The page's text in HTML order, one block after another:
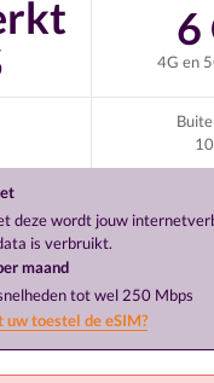
6
4G en
deze wordt jouw
is verbruikt.
maand
tot wel 250 Mbps
uw toestel de eSIM?